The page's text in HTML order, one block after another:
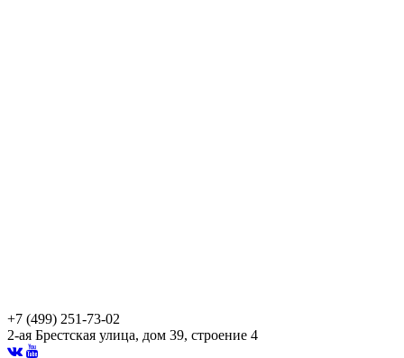
+7 (499) 251-73-02
2-ая Брестская улица, дом 39, строение 4